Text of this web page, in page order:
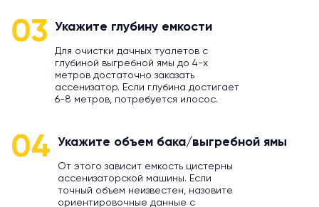
03 Укажите глубину емкости
Для очистки дачных туалетов с
глубиной выгребной ямы до 4-х
метров достаточно заказать
ассенизатор. Если глубина достигает
6-8 метров, потребуется илосос.
04 Укажите объем бака/выгребной ямы
От этого зависит емкость цистерны
ассенизаторской машины. Если
точный объем неизвестен, назовите
ориентировочные данные с